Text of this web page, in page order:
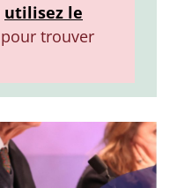
utilisez le
pour trouver